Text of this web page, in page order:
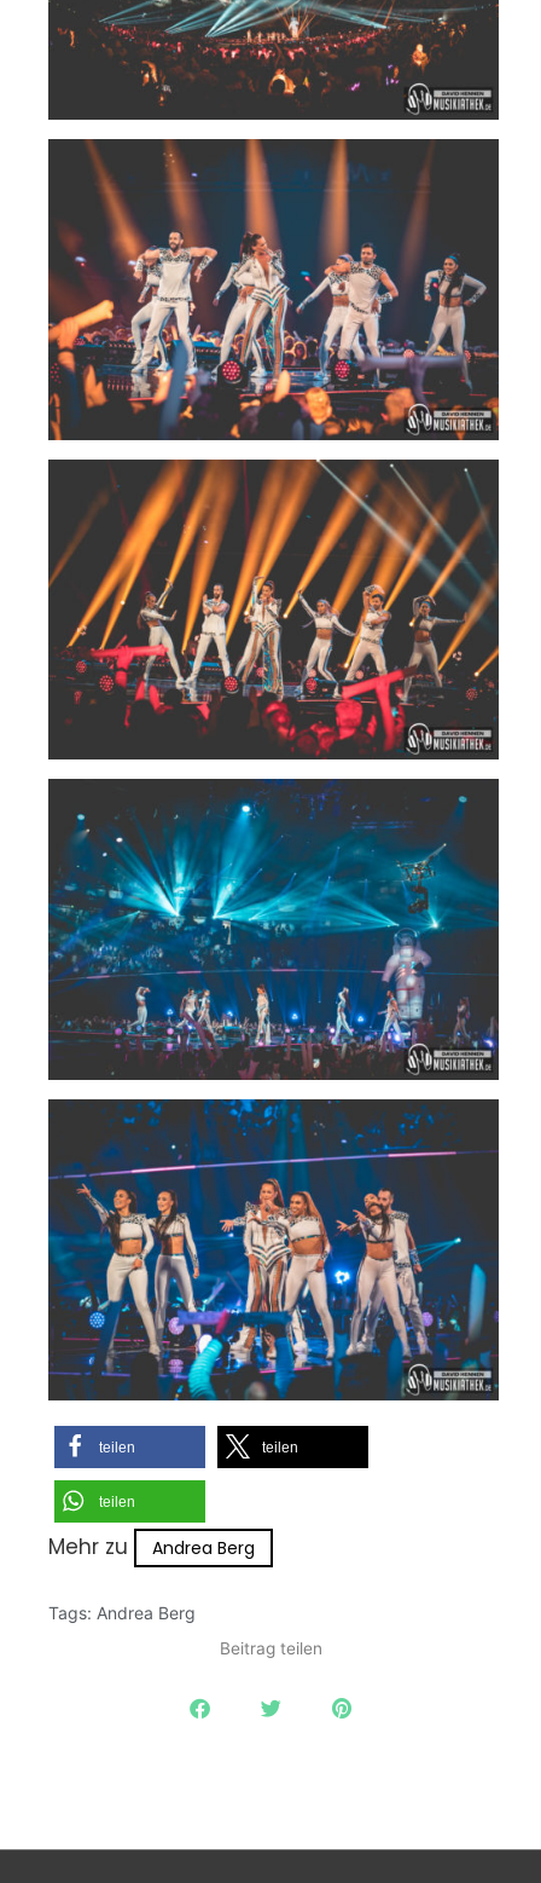
teilen teilen
teilen
Mehr zu Andrea Berg
Tags: Andrea Berg
Beitrag teilen